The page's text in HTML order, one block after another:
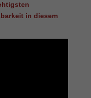
in diesem